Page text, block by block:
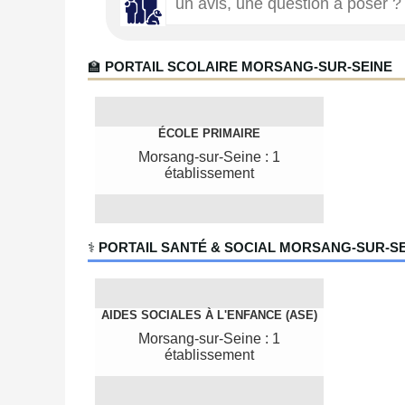
🏫 PORTAIL SCOLAIRE MORSANG-SUR-SEINE
ÉCOLE PRIMAIRE
Morsang-sur-Seine : 1
établissement
‍⚕️ PORTAIL SANTÉ & SOCIAL MORSANG-SUR-
AIDES SOCIALES À L'ENFANCE (ASE)
Morsang-sur-Seine : 1
établissement